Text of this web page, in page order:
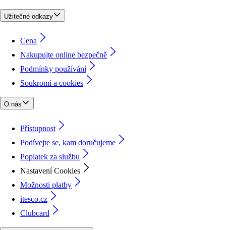
Užitečné odkazy
Cena
Nakupujte online bezpečně
Podmínky používání
Soukromí a cookies
O nás
Přístupnost
Podívejte se, kam doručujeme
Poplatek za službu
Nastavení Cookies
Možnosti platby
itesco.cz
Clubcard